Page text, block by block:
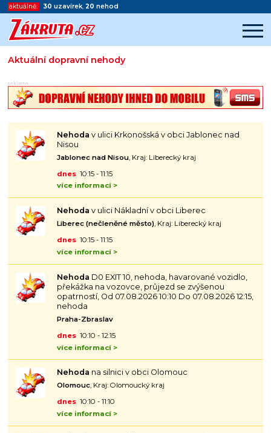
aktuálně: 30 uzavírek, 20 nehod
Aktuální dopravní nehody
Začátek reklamy
Konec reklamy
reklama
Nehoda v ulici Krkonošská v obci Jablonec nad
Nisou
Jablonec nad Nisou, Kraj: Liberecký kraj
dnes 10:15 - 11:15
více informací >
Nehoda v ulici Nákladní v obci Liberec
Liberec (nečleněné město), Kraj: Liberecký kraj
dnes 10:15 - 11:15
více informací >
Nehoda D0 EXIT 10, nehoda, havarované vozidlo,
překážka na vozovce, průjezd se zvýšenou
opatrností, Od 07.08.2026 10:10 Do 07.08.2026 12:15,
nehoda
Praha-Zbraslav
dnes 10:10 - 12:15
více informací >
Nehoda na silnici v obci Olomouc
Olomouc, Kraj: Olomoucký kraj
dnes 10:10 - 11:10
více informací >